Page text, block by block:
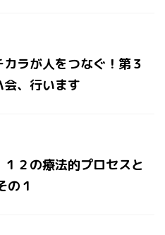
ラが人をつなぐ！第３
、行います
２の療法的プロセスと
の１